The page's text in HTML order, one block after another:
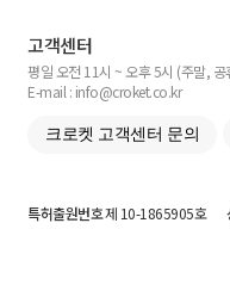
고객센터
평일 오전 11시 ~ 오후 5시 (주말, 공
E-mail : info@croket.co.kr
크로켓 고객센터 문의
특허출원번호제 10-1865905호